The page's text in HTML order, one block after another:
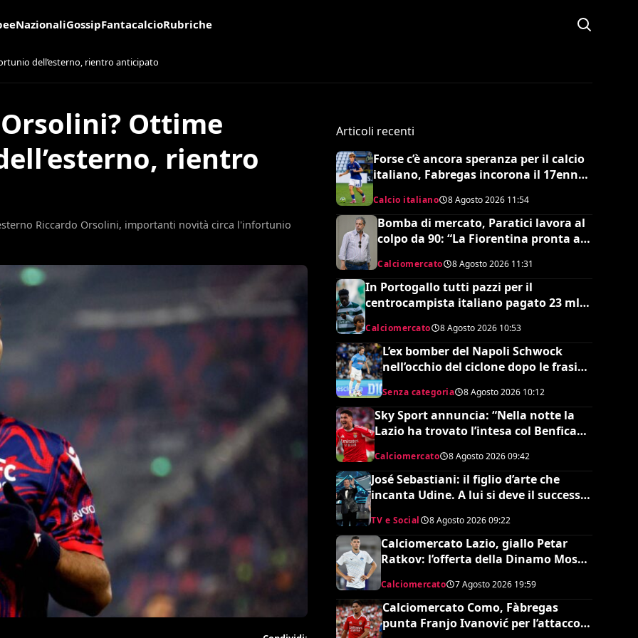
NazionaliGossipFantacalcioRubriche
dell’esterno, rientro anticipato
Ottime
rientro
Riccardo Orsolini, importanti novità circa l'infortunio
Articoli recenti
Forse c’è ancora speranza per il calcio
italiano, Fabregas incorona il 17enne
Riccardo Cassano: “È come Pirlo e
Busquets”
Calcio italiano 8 Agosto 2026 11:54
Bomba di mercato, Paratici lavora al
colpo da 90: “La Fiorentina pronta a
Calciomercato 8 Agosto 2026 11:31
In Portogallo tutti pazzi per il
centrocampista italiano pagato 23 mln
e dalla Serie A: lo strano caso di Issa
Doumbia
Calciomercato 8 Agosto 2026 10:53
L’ex bomber del Napoli Schwock
nell’occhio del ciclone dopo le frasi
shock su Mario Roggero
Senza categoria 8 Agosto 2026 10:12
Sky Sport annuncia: “Nella notte la
Lazio ha trovato l’intesa col Benfica
per Ivanovic. Si attende il sì del
giocatore”
Calciomercato 8 Agosto 2026 09:42
José Sebastiani: il figlio d’arte che
incanta Udine. A lui si deve il successo
debutto in Serie A
TV e Social 8 Agosto 202609:22
Calciomercato Lazio, giallo Petar
Ratkov: l’offerta della Dinamo Mosca
e la smentita dell’agente
Calciomercato 7 Agosto 2026 19:59
Calciomercato Como, Fàbregas
punta Franjo Ivanović per l’attacco: